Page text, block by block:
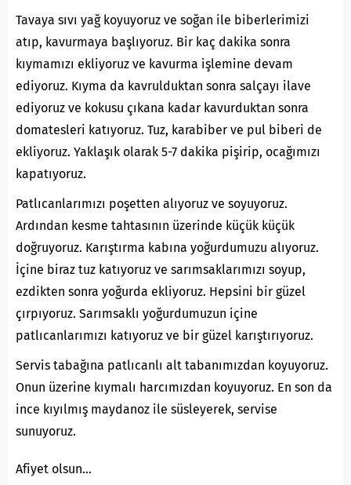
Tavaya sıvı yağ koyuyoruz ve soğan ile biberlerimizi
atıp, kavurmaya başlıyoruz. Bir kaç dakika sonra
kıymamızı ekliyoruz ve kavurma işlemine devam
ediyoruz. Kıyma da kavrulduktan sonra salçayı ilave
ediyoruz ve kokusu çıkana kadar kavurduktan sonra
domatesleri katıyoruz. Tuz, karabiber ve pul biberi de
ekliyoruz. Yaklaşık olarak 5-7 dakika pişirip, ocağımızı
kapatıyoruz.
Patlıcanlarımızı poşetten alıyoruz ve soyuyoruz.
Ardından kesme tahtasının üzerinde küçük küçük
doğruyoruz. Karıştırma kabına yoğurdumuzu alıyoruz.
İçine biraz tuz katıyoruz ve sarımsaklarımızı soyup,
ezdikten sonra yoğurda ekliyoruz. Hepsini bir güzel
çırpıyoruz. Sarımsaklı yoğurdumuzun içine
patlıcanlarımızı katıyoruz ve bir güzel karıştırıyoruz.
Servis tabağına patlıcanlı alt tabanımızdan koyuyoruz.
Onun üzerine kıymalı harcımızdan koyuyoruz. En son da
ince kıyılmış maydanoz ile süsleyerek, servise
sunuyoruz.
Afiyet olsun…